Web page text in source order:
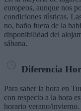
europeos, aunque nos
condiciones rústicas.
no, baño fuera de la
disponibilidad del
sábana.
Diferencia
Para saber la hora en
con respecto a la hora
horario verano/invierno.